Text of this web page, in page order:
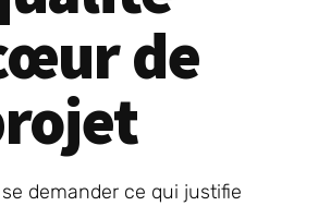
de
demander ce qui justifie